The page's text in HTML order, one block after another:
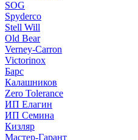
SOG
Spyderco
Stell Will
Old Bear
Verney-Carron
Victorinox
Барс
Калашников
Zero Tolerance
ИП Елагин
ИП Семина
Кизляр
Мастер-Гарант